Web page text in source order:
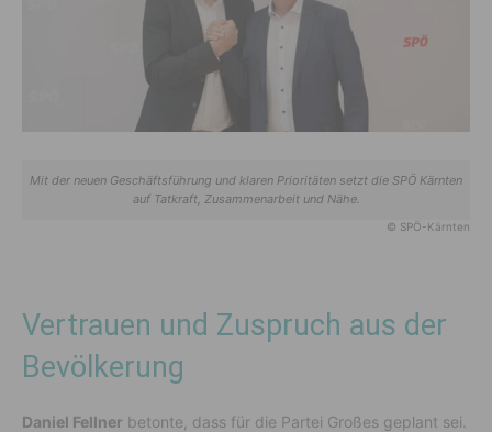
Mit der neuen Geschäftsführung und klaren Prioritäten setzt die SPÖ Kärnten
auf Tatkraft, Zusammenarbeit und Nähe.
© SPÖ-Kärnten
Vertrauen und Zuspruch aus der
Bevölkerung
Daniel Fellner betonte, dass für die Partei Großes geplant sei.